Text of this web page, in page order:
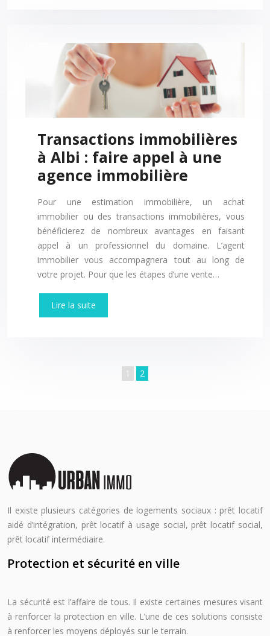
Transactions immobilières
à Albi : faire appel à une
agence immobilière
Pour une estimation immobilière, un achat
immobilier ou des transactions immobilières, vous
bénéficierez de nombreux avantages en faisant
appel à un professionnel du domaine. L’agent
immobilier vous accompagnera tout au long de
votre projet. Pour que les étapes d’une vente…
Lire la suite
1 2
Il existe plusieurs catégories de logements sociaux : prêt locatif
aidé d’intégration, prêt locatif à usage social, prêt locatif social,
prêt locatif intermédiaire.
Protection et sécurité en ville
La sécurité est l’affaire de tous. Il existe certaines mesures visant
à renforcer la protection en ville. L’une de ces solutions consiste
à renforcer les moyens déployés sur le terrain.